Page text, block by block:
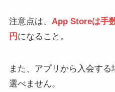
注意点は、 App Storeは手
円 になること。
また、アプリから入会す
選べません。